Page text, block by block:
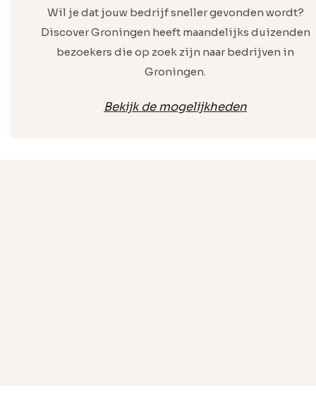
Wil je dat jouw bedrijf sneller gevonden wordt?
Discover Groningen heeft maandelijks duizenden
bezoekers die op zoek zijn naar bedrijven in
Groningen.
Bekijk de mogelijkheden